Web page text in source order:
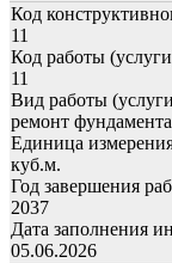
Код
11
Код работы
11
Вид работы
ремонт
Единица
куб.м.
Год завершения
2037
Дата заполнения
05.06.2026